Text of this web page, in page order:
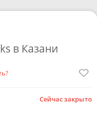
в Казани
Сейчас закрыто